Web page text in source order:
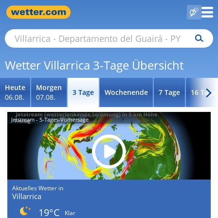
Wetter Villarrica 3-Tage Übersicht
Heute
06.08.
Morgen
07.08.
3 Tage Wochenende 7 Tage 16 Tage
Jetstream - 5-Tages-Vorhersage
Aktuelles Wetter in
Villarrica
19°C
Klar